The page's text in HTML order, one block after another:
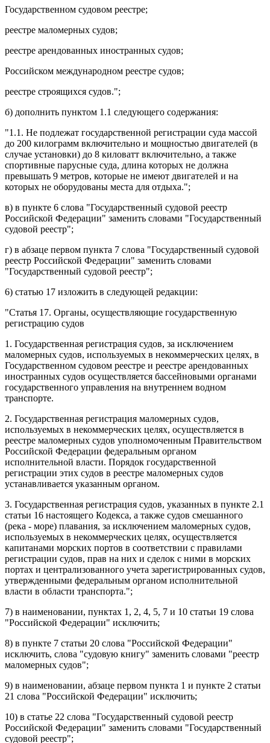
Государственном судовом реестре;
реестре маломерных судов;
реестре арендованных иностранных судов;
Российском международном реестре судов;
реестре строящихся судов.";
б) дополнить пунктом 1.1 следующего содержания:
"1.1. Не подлежат государственной регистрации суда массой
до 200 килограмм включительно и мощностью двигателей (в
случае установки) до 8 киловатт включительно, а также
спортивные парусные суда, длина которых не должна
превышать 9 метров, которые не имеют двигателей и на
которых не оборудованы места для отдыха.";
в) в пункте 6 слова "Государственный судовой реестр
Российской Федерации" заменить словами "Государственный
судовой реестр";
г) в абзаце первом пункта 7 слова "Государственный судовой
реестр Российской Федерации" заменить словами
"Государственный судовой реестр";
6) статью 17 изложить в следующей редакции:
"Статья 17. Органы, осуществляющие государственную
регистрацию судов
1. Государственная регистрация судов, за исключением
маломерных судов, используемых в некоммерческих целях, в
Государственном судовом реестре и реестре арендованных
иностранных судов осуществляется бассейновыми органами
государственного управления на внутреннем водном
транспорте.
2. Государственная регистрация маломерных судов,
используемых в некоммерческих целях, осуществляется в
реестре маломерных судов уполномоченным Правительством
Российской Федерации федеральным органом
исполнительной власти. Порядок государственной
регистрации этих судов в реестре маломерных судов
устанавливается указанным органом.
3. Государственная регистрация судов, указанных в пункте 2.1
статьи 16 настоящего Кодекса, а также судов смешанного
(река - море) плавания, за исключением маломерных судов,
используемых в некоммерческих целях, осуществляется
капитанами морских портов в соответствии с правилами
регистрации судов, прав на них и сделок с ними в морских
портах и централизованного учета зарегистрированных судов,
утвержденными федеральным органом исполнительной
власти в области транспорта.";
7) в наименовании, пунктах 1 , 2, 4, 5, 7 и 10 статьи 19 слова
"Российской Федерации" исключить;
8) в пункте 7 статьи 20 слова "Российской Федерации"
исключить, слова "судовую книгу" заменить словами "реестр
маломерных судов";
9) в наименовании, абзаце первом пункта 1 и пункте 2 статьи
21 слова "Российской Федерации" исключить;
10) в статье 22 слова "Государственный судовой реестр
Российской Федерации" заменить словами "Государственный
судовой реестр";